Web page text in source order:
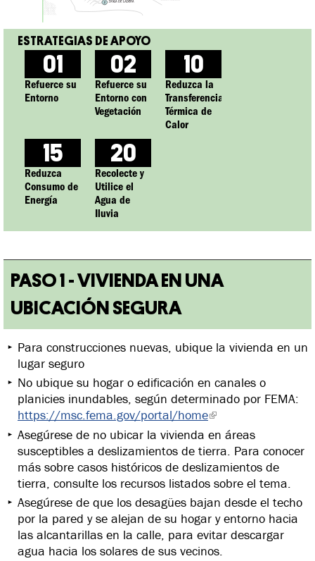
01
Refuerce su
Entorno
02
Refuerce su
Entorno con
Vegetación
10
Reduzca la
Transferencia
Térmica de
Calor
15
Reduzca
Consumo de
Energía
20
Recolecte y
Utilice el
Agua de
Iluvia
PASO 1 - VIVIENDA EN UNA
UBICACIÓN SEGURA
Para construcciones nuevas, ubique la vivienda en un
lugar seguro
No ubique su hogar o edificación en canales o
planicies inundables, según determinado por FEMA:
https://msc.fema.gov/portal/home
Asegúrese de no ubicar la vivienda en áreas
susceptibles a deslizamientos de tierra. Para conocer
más sobre casos históricos de deslizamientos de
tierra, consulte los recursos listados sobre el tema.
Asegúrese de que los desagües bajan desde el techo
por la pared y se alejan de su hogar y entorno hacia
las alcantarillas en la calle, para evitar descargar
agua hacia los solares de sus vecinos.